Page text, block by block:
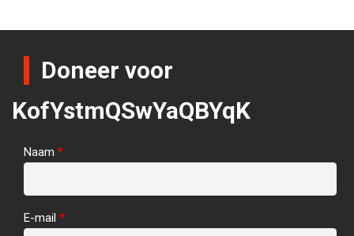
Doneer voor
KofYstmQSwYaQBYqK
Naam *
E-mail *